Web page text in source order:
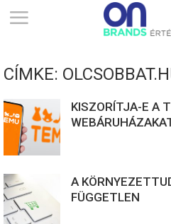
ONBRANDS
ÉRTÉK
ALAPON
CÍMKE:
KISZORÍTJA-E A
A
FÜGGETLEN